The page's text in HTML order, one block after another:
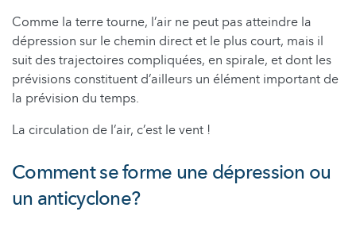
Comme la terre tourne, l’air ne peut pas atteindre la
dépression sur le chemin direct et le plus court, mais il
suit des trajectoires compliquées, en spirale, et dont les
prévisions constituent d’ailleurs un élément important de
la prévision du temps.
La circulation de l’air, c’est le vent !
Comment se forme une dépression ou
un anticyclone?